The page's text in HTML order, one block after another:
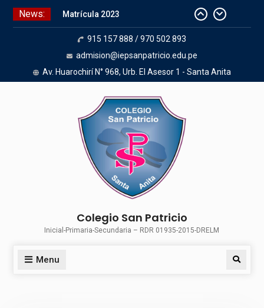
News: Matrícula 2023
915 157 888 / 970 502 893
admision@iepsanpatricio.edu.pe
Av. Huarochirí N° 968, Urb. El Asesor 1 - Santa Anita
Colegio San Patricio
Inicial-Primaria-Secundaria – RDR 01935-2015-DRELM
Menu